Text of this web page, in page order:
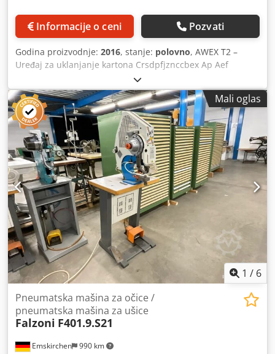
rad, pogodan za kontinuiranu industrijsku proizvodnju -
Konstrukcija dizajnirana za dug životni vek i niske troškove
održavanja. Jedinica KAS 300 IL Integrisani set KAS 300 IL
automatski dovozi, oblikuje i umeće viseće kukice u
kalendare tokom procesa proizvodnje. Radi sa
jednostavnom žicom dužine 80–300 mm i potpuno je
sinhronizovan sa linijom ABL 500. Na ovaj način se dobija
gotov kalendar, spreman za pakovanje, bez dodatnih
ručnih operacija. Opseg primene Mašina je idealno
rešenje za proizvodnju: - zidnih kalendara, - stolnih
kalendara, - kataloga, - brošura, - uputstava, -
prezentacionih materijala, - uzoraka, - blokova i drugih
štampanih materijala sa Wire-O povezom.
Informacije o ceni Pozvati
Godina proizvodnje: 2016, stanje: polovno, AWEX T2 –
Uređaj za uklanjanje kartona Crsdpfjznccbex Ap Aef
pneumatska verzija Robustan i proveren uređaj za brzo
uklanjanje otpadnih komada nastalih probijanjem kartona
i valovitog kartona. Snaga motora: 400 vati Radni pritisak:
6,3 bara Težina: približno 4 kg Širina lanca: 20 mm
Dostupno u kratkom roku.
Mali oglas
1 / 6
Emskirchen 990 km
Pneumatska mašina za očice /
pneumatska mašina za ušice
Falzoni F401.9.S21